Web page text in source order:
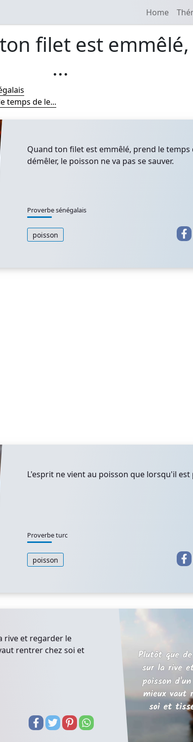
Home
filet est emmêlé,
...
temps de le...
Quand ton filet est emmêlé, prend le temps
démêler, le poisson ne va pas se sauver.
Proverbe sénégalais
poisson
L'esprit ne vient au poisson que lorsqu'il est
Proverbe turc
poisson
rive et regarder le
rentrer chez soi et